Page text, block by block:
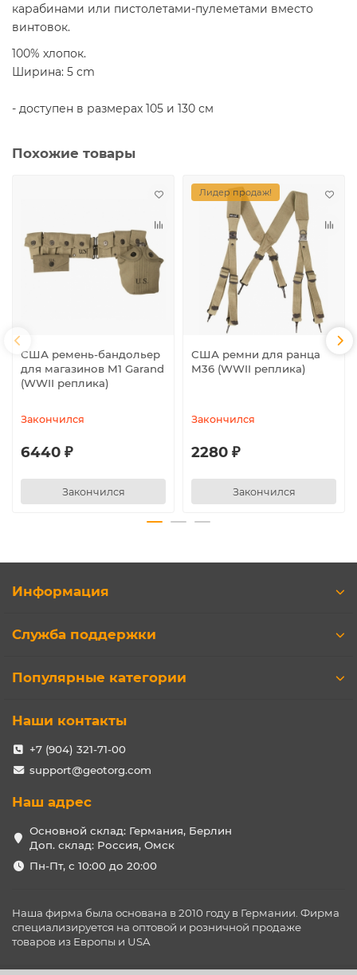
карабинами или пистолетами-пулеметами вместо
винтовок.
100% хлопок.
Ширина: 5 cm
- доступен в размерах 105 и 130 см
Похожие товары
США ремень-бандольер
для магазинов M1 Garand
(WWII реплика)
Закончился
6440 ₽
Закончился
Лидер продаж!
США ремни для ранца
М36 (WWII реплика)
Закончился
2280 ₽
Закончился
Информация
Служба поддержки
Популярные категории
Наши контакты
+7 (904) 321-71-00
support@geotorg.com
Наш адрес
Основной склад: Германия, Берлин
Доп. склад: Россия, Омск
Пн-Пт, с 10:00 до 20:00
Наша фирма была основана в 2010 году в Германии. Фирма
специализируется на оптовой и розничной продаже
товаров из Европы и USA